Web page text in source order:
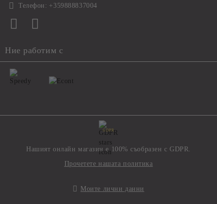
Телефон: +359888837004
Ние работим с
GDPR
Нашият онлайн магазин е 100% съобразен с GDPR.
Прочетете нашата политика
Моите лични данни